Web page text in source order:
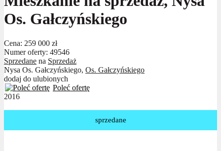
Os. Gałczyńskiego
Cena: 259 000 zł
Numer oferty: 49546
Sprzedane na Sprzedaż
Nysa Os. Gałczyńskiego, Os. Gałczyńskiego
dodaj do ulubionych
Poleć ofertę
2016
sprzedane